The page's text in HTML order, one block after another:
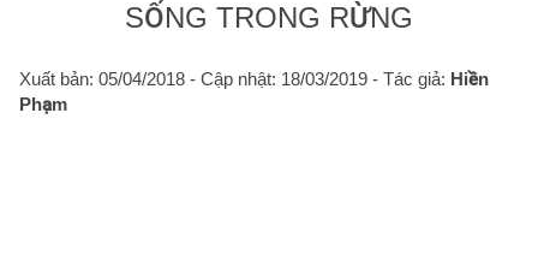
SỐNG TRONG RỪNG
Xuất bản: 05/04/2018 - Cập nhật: 18/03/2019 - Tác giả: Hiền
Phạm